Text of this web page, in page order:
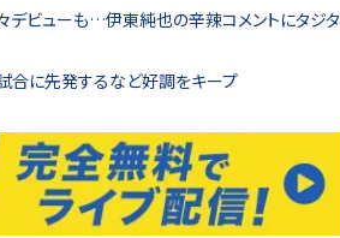
々デビューも…伊東純也の辛辣コメントにタジタ
合に先発するなど好調をキープ